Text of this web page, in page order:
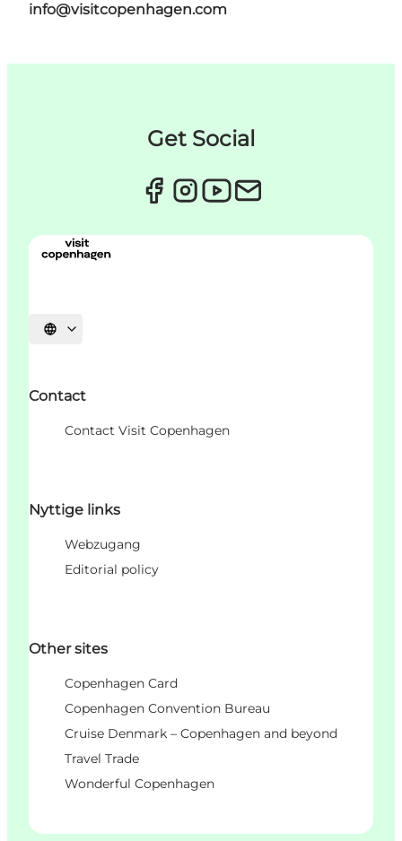
info@visitcopenhagen.com
Get Social
Sprache auswählen
Contact
Contact Visit Copenhagen
Nyttige links
Webzugang
Editorial policy
Other sites
Copenhagen Card
Copenhagen Convention Bureau
Cruise Denmark – Copenhagen and beyond
Travel Trade
Wonderful Copenhagen